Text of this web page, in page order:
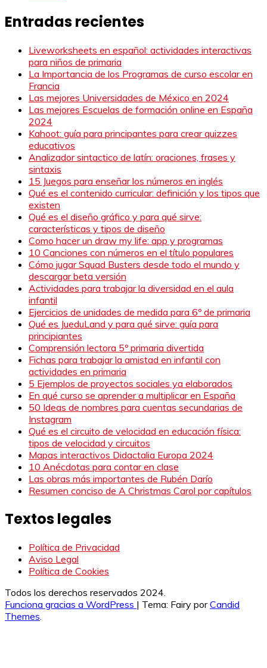
Entradas recientes
Liveworksheets en español: actividades interactivas
para niños de primaria
La Importancia de los Programas de curso escolar en
Francia
Las mejores Universidades de México en 2024
Las mejores Escuelas de formación online en España
2024
Kahoot: guía para principantes para crear quizzes
educativos
Analizador sintactico de latín: oraciones, frases y
sintaxis
15 Juegos para enseñar los números en inglés
Qué es el contenido curricular: definición y los tipos que
existen
Qué es el diseño gráfico y para qué sirve:
características y tipos de diseño
Como hacer un draw my life: app y programas
10 Canciones con números en el título populares
Cómo jugar Squad Busters desde todo el mundo y
descargar beta versión
Actividades para trabajar la diversidad en el aula
infantil
Ejercicios de unidades de medida para 6º de primaria
Qué es JueduLand y para qué sirve: guía para
principiantes
Comprensión lectora 5º primaria divertida
Fichas para trabajar la amistad en infantil con
actividades en primaria
5 Ejemplos de proyectos sociales ya elaborados
En qué curso se aprender a multiplicar en España
50 Ideas de nombres para cuentas secundarias de
Instagram
Qué es el circuito de velocidad en educación física:
tipos de velocidad y circuitos
Mapas interactivos Didactalia Europa 2024
10 Anécdotas para contar en clase
Las obras más importantes de Rubén Darío
Resumen conciso de A Christmas Carol por capítulos
Textos legales
Política de Privacidad
Aviso Legal
Política de Cookies
Todos los derechos reservados 2024.
Funciona gracias a WordPress | Tema: Fairy porCandid
Themes